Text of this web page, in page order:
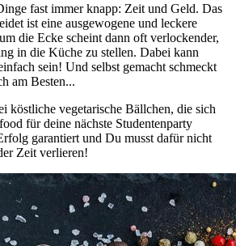
fast immer knapp: Zeit und Geld. Das
ist eine ausgewogene und leckere
die Ecke scheint dann oft verlockender,
in die Küche zu stellen. Dabei kann
sein! Und selbst gemacht schmeckt
am Besten...
köstliche vegetarische Bällchen, die sich
für deine nächste Studentenparty
garantiert und Du musst dafür nicht
Zeit verlieren!